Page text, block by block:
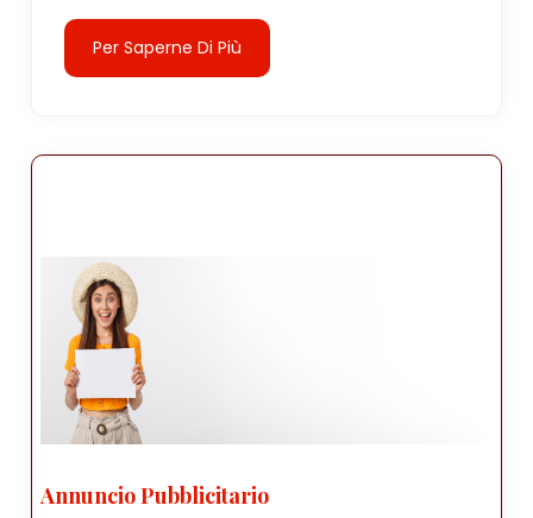
Per Saperne Di Più
Annuncio Pubblicitario